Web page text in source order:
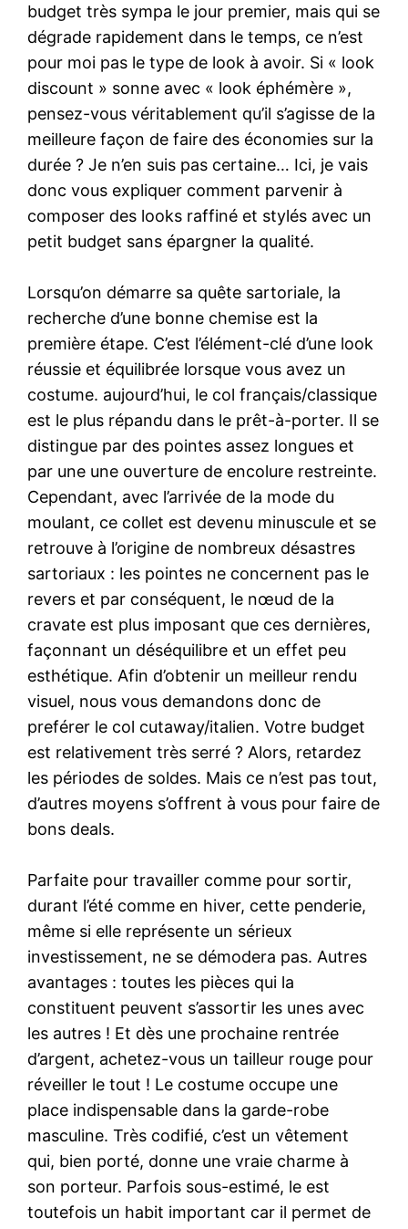
budget très sympa le jour premier, mais qui se
dégrade rapidement dans le temps, ce n’est
pour moi pas le type de look à avoir. Si « look
discount » sonne avec « look éphémère »,
pensez-vous véritablement qu’il s’agisse de la
meilleure façon de faire des économies sur la
durée ? Je n’en suis pas certaine… Ici, je vais
donc vous expliquer comment parvenir à
composer des looks raffiné et stylés avec un
petit budget sans épargner la qualité.
Lorsqu’on démarre sa quête sartoriale, la
recherche d’une bonne chemise est la
première étape. C’est l’élément-clé d’une look
réussie et équilibrée lorsque vous avez un
costume. aujourd’hui, le col français/classique
est le plus répandu dans le prêt-à-porter. Il se
distingue par des pointes assez longues et
par une une ouverture de encolure restreinte.
Cependant, avec l’arrivée de la mode du
moulant, ce collet est devenu minuscule et se
retrouve à l’origine de nombreux désastres
sartoriaux : les pointes ne concernent pas le
revers et par conséquent, le nœud de la
cravate est plus imposant que ces dernières,
façonnant un déséquilibre et un effet peu
esthétique. Afin d’obtenir un meilleur rendu
visuel, nous vous demandons donc de
preférer le col cutaway/italien. Votre budget
est relativement très serré ? Alors, retardez
les périodes de soldes. Mais ce n’est pas tout,
d’autres moyens s’offrent à vous pour faire de
bons deals.
Parfaite pour travailler comme pour sortir,
durant l’été comme en hiver, cette penderie,
même si elle représente un sérieux
investissement, ne se démodera pas. Autres
avantages : toutes les pièces qui la
constituent peuvent s’assortir les unes avec
les autres ! Et dès une prochaine rentrée
d’argent, achetez-vous un tailleur rouge pour
réveiller le tout ! Le costume occupe une
place indispensable dans la garde-robe
masculine. Très codifié, c’est un vêtement
qui, bien porté, donne une vraie charme à
son porteur. Parfois sous-estimé, le est
toutefois un habit important car il permet de